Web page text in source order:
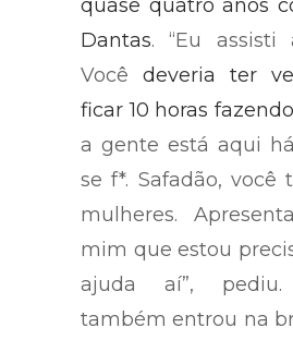
quase quatro anos
Dantas. “Eu assisti
Você deveria ter
ficar 10 horas
a gente está aqui
se f*. Safadão, você
mulheres.
mim que estou
ajuda aí”, pediu.
também entrou na